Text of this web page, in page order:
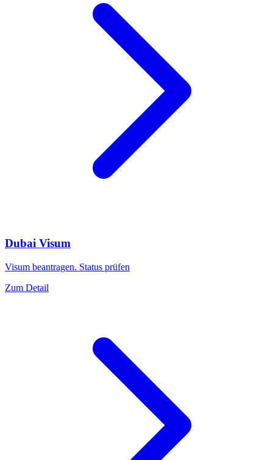
Dubai Visum
Visum beantragen. Status prüfen
Zum Detail